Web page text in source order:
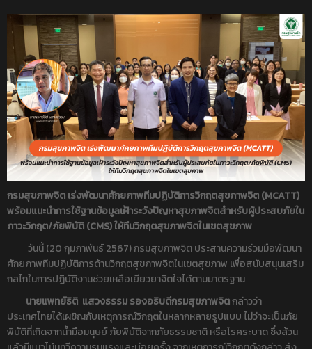
กรมสุขภาพจิต เร่งพัฒนาศักยภาพทีมปฏิบัติการวิกฤตสุขภาพจิต (MCATT)
พร้อมแนะนำการใช้ฐานข้อมูลเฝ้าระวังปัญหาสุขภาพจิตสำหรับผู้ประสบภัยใน
ภาวะวิกฤต/ภัยพิบัติ (CMS) ให้ทีมวิกฤตสุขภาพจิตในเขตสุขภาพ
วันนี้ (20 กุมภาพันธ์ 2567) กรมสุขภาพจิต ประสานความร่วมมือพัฒนา
ศักยภาพทีมปฏิบัติการด้านวิกฤตสุขภาพจิตในเขตสุขภาพ เพื่อสนับสนุนเสริม
กลไกในการปฏิบัติงานช่วยเหลือเยียวยาจิตใจได้ตามมาตรฐาน
นายแพทย์ธิติ แสวงธรรม รองอธิบดีกรมสุขภาพจิตกล่าวว่า
ประเทศไทยได้เผชิญกับเหตุการณ์วิกฤตในหลากหลายรูปแบบ ไม่ว่าจะเป็นภัย
พิบัติที่เกิดจากน้ำมือมนุษย์ ภัยพิบัติจากภัยธรรมชาติ หรือโรคระบาด ซึ่งล้วน